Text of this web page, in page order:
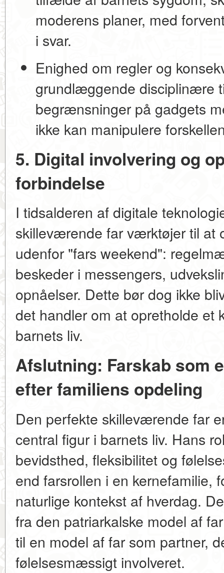
moderens planer, med
i svar.
Enighed om regler og
grundlæggende disciplinære
begrænsninger på gadgets
ikke kan manipulere
5. Digital involvering og
forbindelse
I tidsalderen af digitale
skilleværende far værktøjer til at
udenfor "fars weekend":
beskeder i messengers,
opnåelser. Dette bør dog ikke
det handler om at opretholde et
barnets liv.
Afslutning: Farskab som
efter familiens opdeling
Den perfekte skilleværende far
central figur i barnets liv. Hans
bevidsthed, fleksibilitet og
end farsrollen i en kernefamilie,
naturlige kontekst af hverdag.
fra den patriarkalske model af
til en model af far som partner,
følelsesmæssigt involveret.